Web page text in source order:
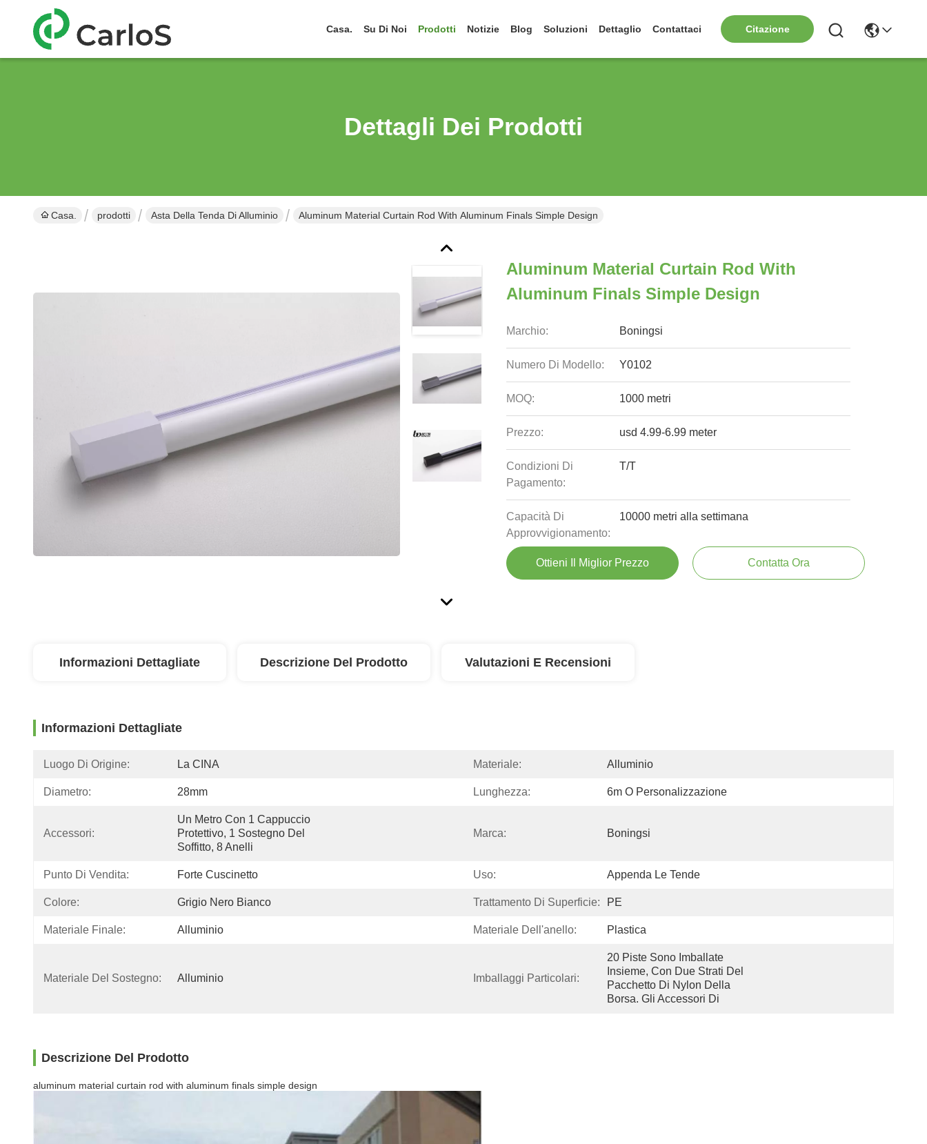
Casa. Su Di Noi Prodotti Notizie Blog Soluzioni Dettaglio Contattaci Citazione
Dettagli Dei Prodotti
Casa. prodotti Asta Della Tenda Di Alluminio Aluminum Material Curtain Rod With Aluminum Finals Simple Design
Aluminum Material Curtain Rod With
Aluminum Finals Simple Design
Marchio: Boningsi
Numero Di Modello: Y0102
MOQ: 1000 metri
Prezzo: usd 4.99-6.99 meter
Condizioni Di
Pagamento:
T/T
Capacità Di
Approvvigionamento:
10000 metri alla settimana
Ottieni Il Miglior Prezzo Contatta Ora
Informazioni Dettagliate Descrizione Del Prodotto Valutazioni E Recensioni
Informazioni Dettagliate
Luogo Di Origine: La CINA Materiale: Alluminio
Diametro: 28mm Lunghezza: 6m O Personalizzazione
Accessori:
Un Metro Con 1 Cappuccio
Protettivo, 1 Sostegno Del
Soffitto, 8 Anelli
Marca: Boningsi
Punto Di Vendita: Forte Cuscinetto Uso: Appenda Le Tende
Colore: Grigio Nero Bianco Trattamento Di Superficie: PE
Materiale Finale: Alluminio Materiale Dell'anello: Plastica
Materiale Del Sostegno: Alluminio Imballaggi Particolari:
20 Piste Sono Imballate
Insieme, Con Due Strati Del
Pacchetto Di Nylon Della
Borsa. Gli Accessori Di
Descrizione Del Prodotto
aluminum material curtain rod with aluminum finals simple design